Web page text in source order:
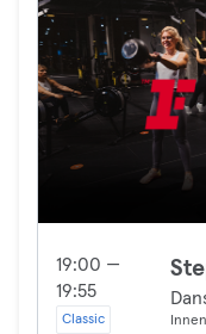
19:00 —
19:55
Classic